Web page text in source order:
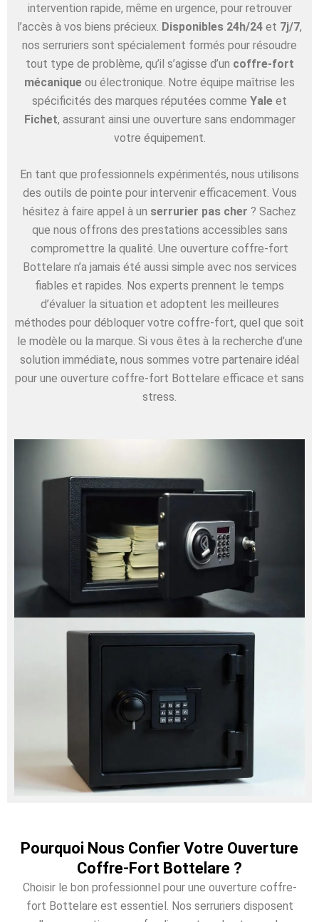
intervention rapide, même en urgence, pour retrouver
l’accès à vos biens précieux. Disponibles 24h/24 et 7j/7,
nos serruriers sont spécialement formés pour résoudre
tout type de problème, qu’il s’agisse d’un coffre-fort
mécanique ou électronique. Notre équipe maîtrise les
spécificités des marques réputées comme Yale et
Fichet, assurant ainsi une ouverture sans endommager
votre équipement.
En tant que professionnels expérimentés, nous utilisons
des outils de pointe pour intervenir efficacement. Vous
hésitez à faire appel à un serrurier pas cher ? Sachez
que nous offrons des prestations accessibles sans
compromettre la qualité. Une ouverture coffre-fort
Bottelare n’a jamais été aussi simple avec nos services
fiables et rapides. Nos experts prennent le temps
d’évaluer la situation et adoptent les meilleures
méthodes pour débloquer votre coffre-fort, quel que soit
le modèle ou la marque. Si vous êtes à la recherche d’une
solution immédiate, nous sommes votre partenaire idéal
pour une ouverture coffre-fort Bottelare efficace et sans
stress.
Pourquoi Nous Confier Votre Ouverture
Coffre-Fort Bottelare ?
Choisir le bon professionnel pour une ouverture coffre-
fort Bottelare est essentiel. Nos serruriers disposent